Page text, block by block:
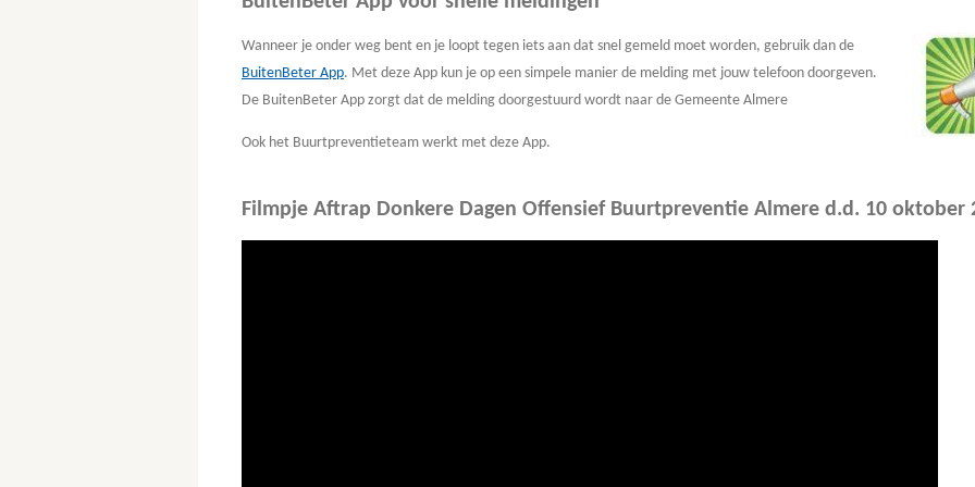
Wanneer je onder weg bent en je loopt tegen iets aan dat snel gemeld moet worden, gebruik dan de
BuitenBeter App. Met deze App kun je op een simpele manier de melding met jouw telefoon doorgeven.
De BuitenBeter App zorgt dat de melding doorgestuurd wordt naar de Gemeente Almere
Ook het Buurtpreventieteam werkt met deze App.
Filmpje Aftrap Donkere Dagen Offensief Buurtpreventie Almere d.d. 10 oktober